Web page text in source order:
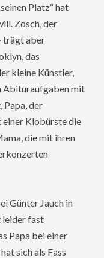
Platz“ hat
Zosch, der
trägt aber
das
kleine Künstler,
Abituraufgaben mit
Papa, der
einer Klobürste die
die mit ihren
Günter Jauch in
leider fast
Papa bei einer
sich als Fass